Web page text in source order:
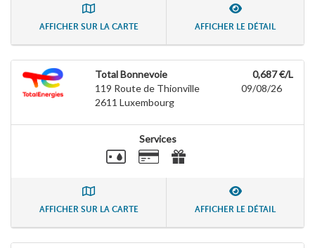
AFFICHER SUR LA CARTE AFFICHER LE DÉTAIL
Total Bonnevoie
119 Route de Thionville
2611 Luxembourg
0,687 €/L
09/08/26
Services
AFFICHER SUR LA CARTE AFFICHER LE DÉTAIL